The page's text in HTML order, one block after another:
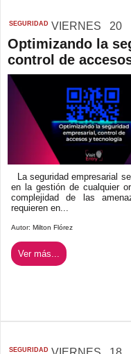
SEGURIDAD VIERNES 20
Optimizando la
control de
La seguridad empresarial
en la gestión de cualquier
complejidad de las
requieren en...
Autor: Milton Flórez
Ver más...
SEGURIDAD